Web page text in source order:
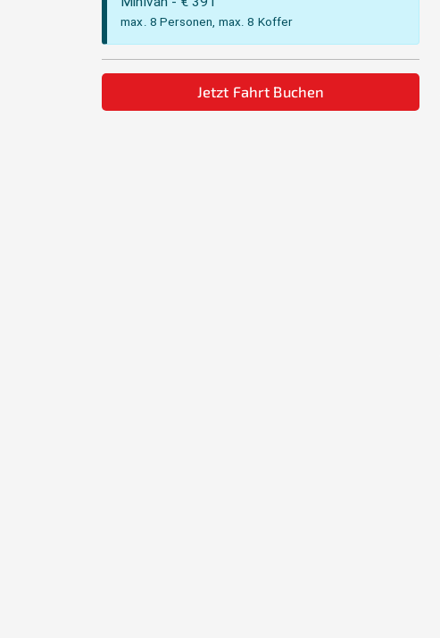
max. 8 Personen, max. 8 Koffer
Jetzt Fahrt Buchen